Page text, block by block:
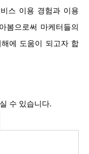
스 이용 경험과 이용
봄으로써 마케터들의
에 도움이 되고자 합
수 있습니다.